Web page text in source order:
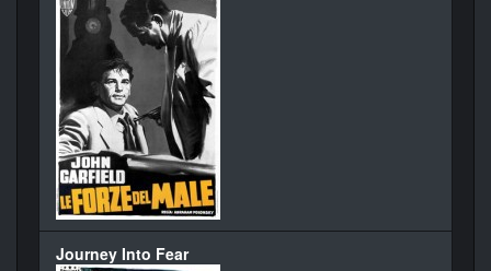
Journey Into Fear